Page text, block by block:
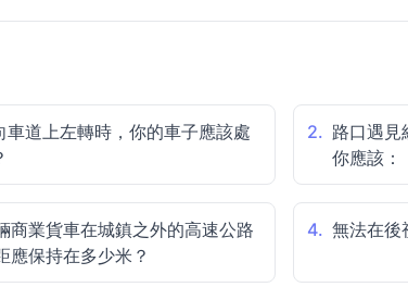
車道上左轉時，你的車子應該處
2. 路口遇見
你應該：
商業貨車在城鎮之外的高速公路
應保持在多少米？
4. 無法在後